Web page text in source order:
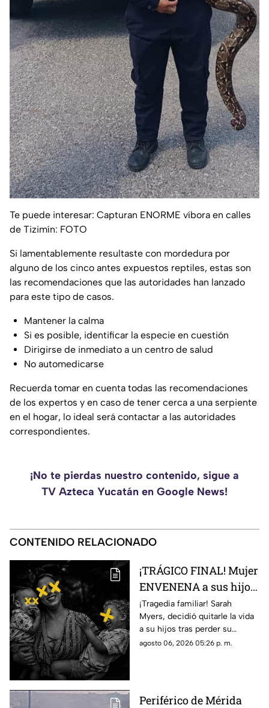
Te puede interesar: Capturan ENORME víbora en calles
de Tizimín: FOTO
Si lamentablemente resultaste con mordedura por
alguno de los cinco antes expuestos reptiles, estas son
las recomendaciones que las autoridades han lanzado
para este tipo de casos.
Mantener la calma
Si es posible, identificar la especie en cuestión
Dirigirse de inmediato a un centro de salud
No automedicarse
Recuerda tomar en cuenta todas las recomendaciones
de los expertos y en caso de tener cerca a una serpiente
en el hogar, lo ideal será contactar a las autoridades
correspondientes.
¡No te pierdas nuestro contenido, sigue a
TV Azteca Yucatán en Google News!
CONTENIDO RELACIONADO
¡TRÁGICO FINAL! Mujer
ENVENENA a sus hijos
tras perder su custodia;
así fueron encontrados
¡Tragedia familiar! Sarah
Myers, decidió quitarle la vida
a su hijos tras perder su
custodia. Conoce los detalles.
agosto 06, 2026 05:26 p. m.
Periférico de Mérida